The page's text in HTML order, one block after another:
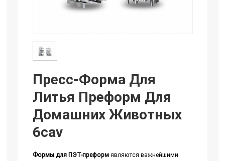
Пресс-Форма Для
Литья Преформ Для
Домашних Животных
6cav
Формы для ПЭТ-преформявляются важнейшими